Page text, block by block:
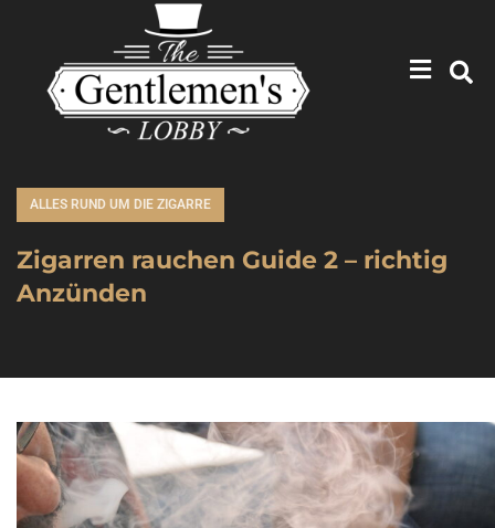
ALLES RUND UM DIE ZIGARRE
Zigarren rauchen Guide 2 – richtig
Anzünden